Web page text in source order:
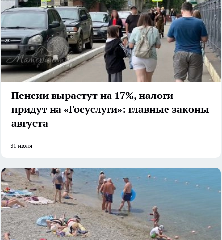
Пенсии вырастут на 17%, налоги
придут на «Госуслуги»: главные законы
августа
31 июля